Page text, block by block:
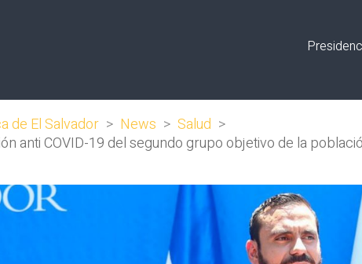
de El Salvador > News > Salud >
anti COVID-19 del segundo grupo objetivo de la